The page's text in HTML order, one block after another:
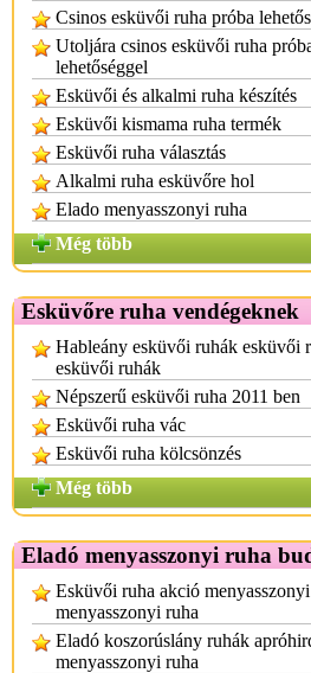
Csinos esküvői ruha próba
Utoljára csinos esküvői ruha
lehetőséggel
Esküvői és alkalmi ruha készítés
Esküvői kismama ruha termék
Esküvői ruha választás
Alkalmi ruha esküvőre hol
Elado menyasszonyi ruha
Még több
Esküvőre ruha vendégeknek
Hableány esküvői ruhák esküvői
esküvői ruhák
Népszerű esküvői ruha 2011 ben
Esküvői ruha vác
Esküvői ruha kölcsönzés
Még több
Eladó menyasszonyi ruha
Esküvői ruha akció
menyasszonyi ruha
Eladó koszorúslány ruhák
menyasszonyi ruha